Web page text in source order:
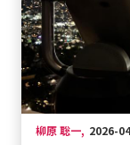
柳原 聡一, 2026-